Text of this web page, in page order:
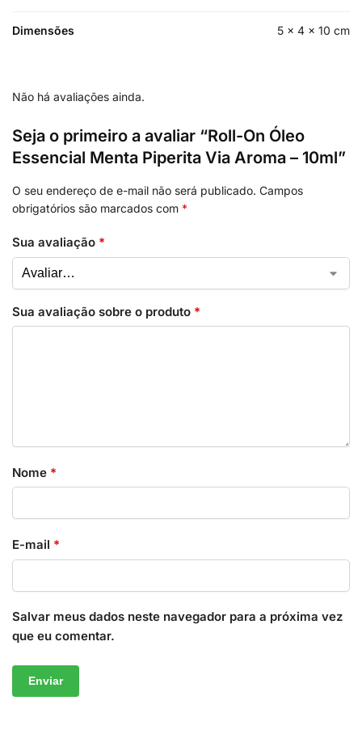
Dimensões 5 × 4 × 10 cm
Não há avaliações ainda.
Seja o primeiro a avaliar “Roll-On Óleo
Essencial Menta Piperita Via Aroma – 10ml”
O seu endereço de e-mail não será publicado. Campos
obrigatórios são marcados com *
Sua avaliação *
Sua avaliação sobre o produto *
Nome *
E-mail *
Salvar meus dados neste navegador para a próxima vez
que eu comentar.